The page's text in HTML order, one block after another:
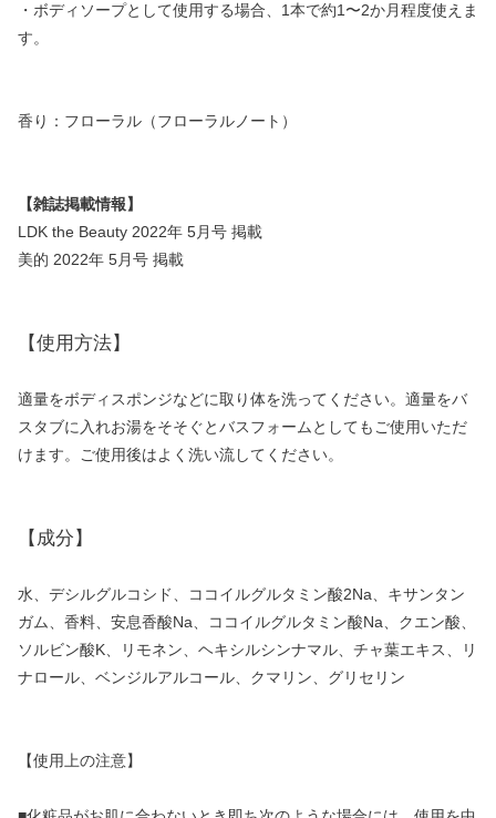
・ボディソープとして使用する場合、1本で約1〜2か月程度使えま
す。
香り：フローラル（フローラルノート）
【雑誌掲載情報】
LDK the Beauty 2022年 5月号 掲載
美的 2022年 5月号 掲載
【使用方法】
適量をボディスポンジなどに取り体を洗ってください。適量をバ
スタブに入れお湯をそそぐとバスフォームとしてもご使用いただ
けます。ご使用後はよく洗い流してください。
【成分】
水、デシルグルコシド、ココイルグルタミン酸2Na、キサンタン
ガム、香料、安息香酸Na、ココイルグルタミン酸Na、クエン酸、
ソルビン酸K、リモネン、ヘキシルシンナマル、チャ葉エキス、リ
ナロール、ベンジルアルコール、クマリン、グリセリン
【使用上の注意】